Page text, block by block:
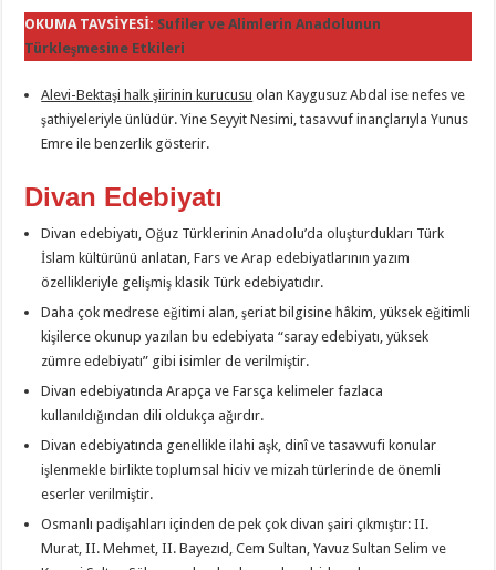
OKUMA TAVSİYESİ: Sufiler ve Alimlerin Anadolunun
Türkleşmesine Etkileri
Alevi-Bektaşi halk şiirinin kurucusu olan Kaygusuz Abdal ise nefes ve
şathiyeleriyle ünlüdür. Yine Seyyit Nesimi, tasavvuf inançlarıyla Yunus
Emre ile benzerlik gösterir.
Divan Edebiyatı
Divan edebiyatı, Oğuz Türklerinin Anadolu’da oluşturdukları Türk
İslam kültürünü anlatan, Fars ve Arap edebiyatlarının yazım
özellikleriyle gelişmiş klasik Türk edebiyatıdır.
Daha çok medrese eğitimi alan, şeriat bilgisine hâkim, yüksek eğitimli
kişilerce okunup yazılan bu edebiyata “saray edebiyatı, yüksek
zümre edebiyatı” gibi isimler de verilmiştir.
Divan edebiyatında Arapça ve Farsça kelimeler fazlaca
kullanıldığından dili oldukça ağırdır.
Divan edebiyatında genellikle ilahi aşk, dinî ve tasavvufi konular
işlenmekle birlikte toplumsal hiciv ve mizah türlerinde de önemli
eserler verilmiştir.
Osmanlı padişahları içinden de pek çok divan şairi çıkmıştır: II.
Murat, II. Mehmet, II. Bayezıd, Cem Sultan, Yavuz Sultan Selim ve